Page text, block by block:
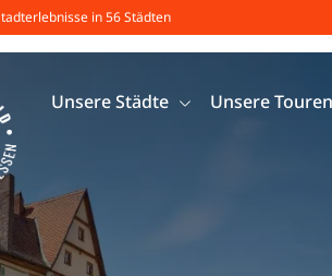
in 56 Städten
Unsere Städte Unsere Touren